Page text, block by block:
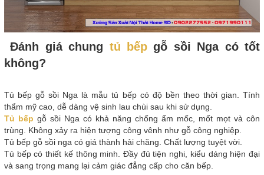
Đánh giá chung tủ bếp gỗ sồi Nga có tốt
không?
Tủ bếp gỗ sồi Nga là mẫu tủ bếp có độ bền theo thời gian. Tính
thẩm mỹ cao, dễ dàng vệ sinh lau chùi sau khi sử dụng.
Tủ bếp gỗ sồi Nga có khả năng chống ẩm mốc, mốt mọt và côn
trùng. Không xảy ra hiện tượng công vênh như gỗ công nghiệp.
Tủ bếp gỗ sồi nga có giá thành hải chăng. Chất lượng tuyệt vời.
Tủ bếp có thiết kế thông minh. Đầy đủ tiện nghi, kiểu dáng hiện đại
và sang trọng mang lại cảm giác đẳng cấp cho căn bếp.